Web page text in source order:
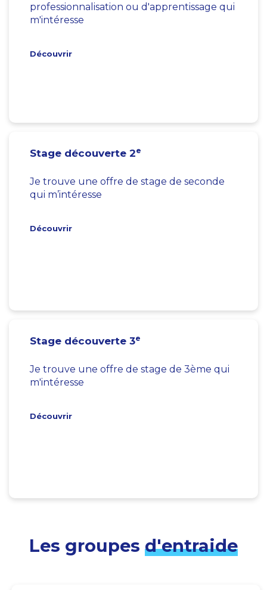
professionnalisation ou d'apprentissage qui
m'intéresse
Découvrir
Stage découverte 2e
Je trouve une offre de stage de seconde
qui m’intéresse
Découvrir
Stage découverte 3e
Je trouve une offre de stage de 3ème qui
m'intéresse
Découvrir
Les groupes d'entraide